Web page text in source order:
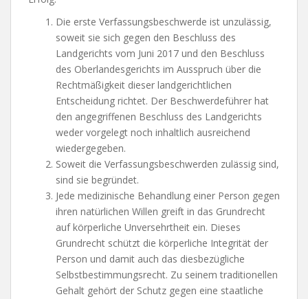
Die erste Verfassungsbeschwerde ist unzulässig,
soweit sie sich gegen den Beschluss des
Landgerichts vom Juni 2017 und den Beschluss
des Oberlandesgerichts im Ausspruch über die
Rechtmäßigkeit dieser landgerichtlichen
Entscheidung richtet. Der Beschwerdeführer hat
den angegriffenen Beschluss des Landgerichts
weder vorgelegt noch inhaltlich ausreichend
wiedergegeben.
Soweit die Verfassungsbeschwerden zulässig sind,
sind sie begründet.
Jede medizinische Behandlung einer Person gegen
ihren natürlichen Willen greift in das Grundrecht
auf körperliche Unversehrtheit ein. Dieses
Grundrecht schützt die körperliche Integrität der
Person und damit auch das diesbezügliche
Selbstbestimmungsrecht. Zu seinem traditionellen
Gehalt gehört der Schutz gegen eine staatliche